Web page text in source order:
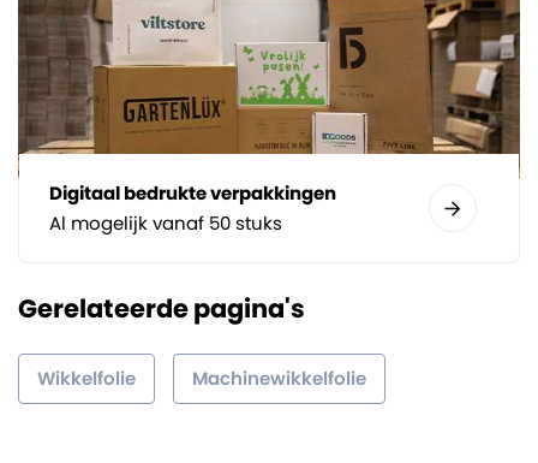
Digitaal bedrukte verpakkingen
Al mogelijk vanaf 50 stuks
Gerelateerde pagina's
Wikkelfolie Machinewikkelfolie